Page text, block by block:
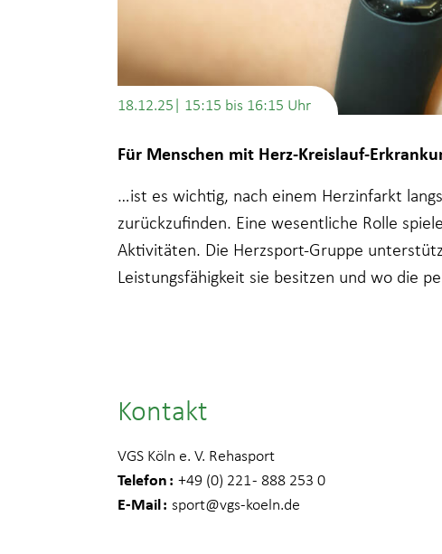
18.12.25| 15:15 bis 16:15
Für Menschen mit Herz-Kreislauf-
…ist es wichtig, nach einem Herzinfarkt
zurückzufinden. Eine wesentliche Rolle
Aktivitäten. Die Herzsport-Gruppe
Leistungsfähigkeit sie besitzen und wo die
Kontakt
VGS Köln e. V. Rehasport
Telefon +49 (0) 221 - 888 253 0
E-Mail sport@vgs-koeln.de